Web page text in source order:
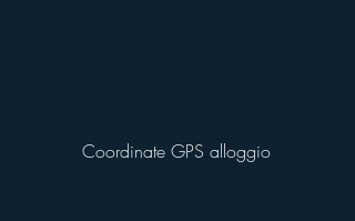
Coordinate GPS alloggio